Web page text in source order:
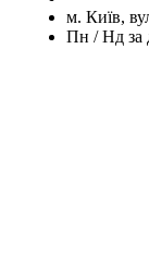
м. Київ,
Пн / Нд за